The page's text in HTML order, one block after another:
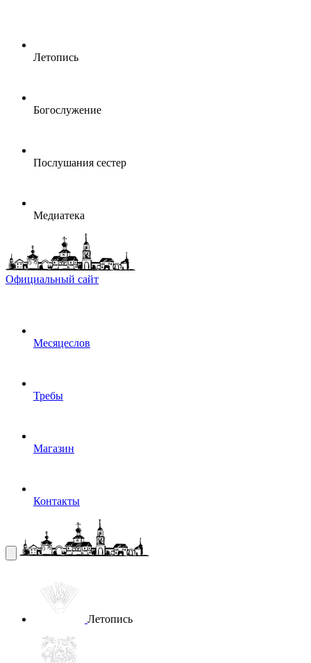
Летопись
Богослужение
Послушания сестер
Медиатека
Официальный сайт
Месяцеслов
Требы
Магазин
Контакты
Летопись